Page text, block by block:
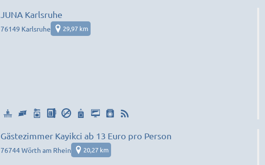
JUNA Karlsruhe
76149 Karlsruhe 29,97 km
Gästezimmer Kayikci ab 13 Euro pro Person
76744 Wörth am Rhein 20,27 km